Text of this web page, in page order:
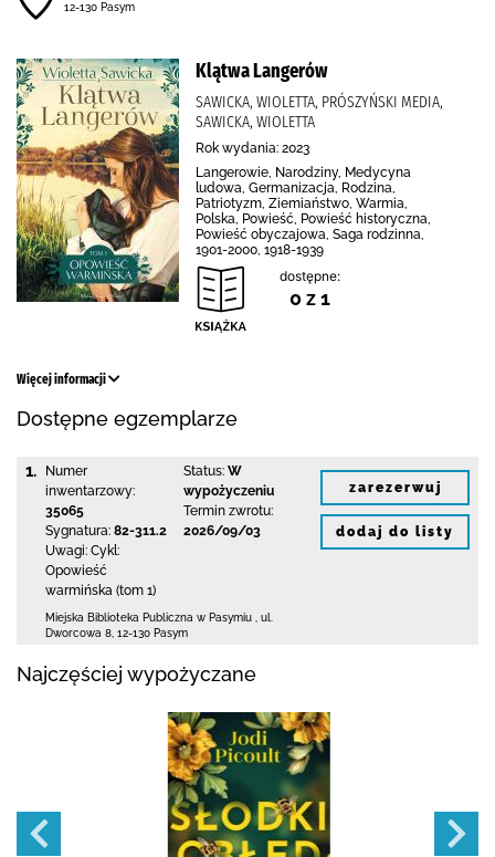
12-130 Pasym
Klątwa Langerów
SAWICKA, WIOLETTA, PRÓSZYŃSKI MEDIA,
SAWICKA, WIOLETTA
Rok wydania: 2023
Langerowie, Narodziny, Medycyna
ludowa, Germanizacja, Rodzina,
Patriotyzm, Ziemiaństwo, Warmia,
Polska, Powieść, Powieść historyczna,
Powieść obyczajowa, Saga rodzinna,
1901-2000, 1918-1939
dostępne:
0 z 1
Więcej informacji
Dostępne egzemplarze
1.
Numer
inwentarzowy:
35065
Sygnatura: 82-311.2
Uwagi: Cykl:
Opowieść
warmińska (tom 1)
Status: W
wypożyczeniu
Termin zwrotu:
2026/09/03
Miejska Biblioteka Publiczna w Pasymiu
ul.
Dworcowa 8 12-130 Pasym
zarezerwuj
dodaj do listy
Najczęściej wypożyczane